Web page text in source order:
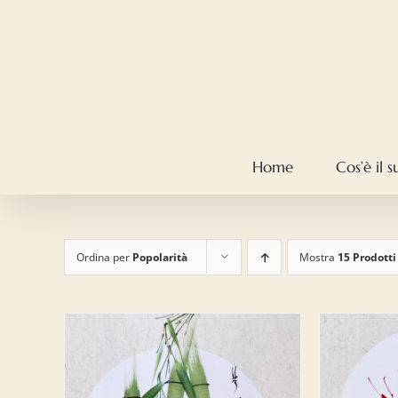
Home Cos’è il
Ordina per Popolarità Mostra 15 Prodotti